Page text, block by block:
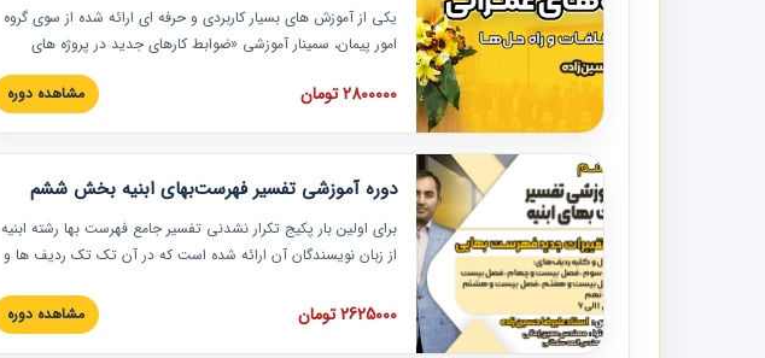
یکی از آموزش‏‏‏‏‏‏ های بسیار کاربردی و حرفه‏ ای ارائه شده از سوی گروه
امور پیمان، سمینار آموزشی «ضوابط کارهای جدید در پروژه های
عمرانی» چالش ها، تخلفات و راه حل ها با نگرش قراردادی است که
در محل سندیکای شرکت های ساختمانی کشور ارائه شد. در این
به همراه تجربیات عملی ارائه شده است.
2800000 تومان مشاهده دوره
دوره آموزشی تفسیر فهرست‌بهای ابنیه بخش ششم
برای اولین بار پکیج تکرار نشدنی تفسیر جامع فهرست بها رشته ابنیه
از زبان نویسندگان آن ارائه شده است که در آن تک تک ردیف ها و
تصویری بوده و به همراه تصاویر عملیات اجرایی مرتبط با ردیف های
فهرست بها ارائه شده است. این دوره با کلام مهندس
2625000 تومان مشاهده دوره